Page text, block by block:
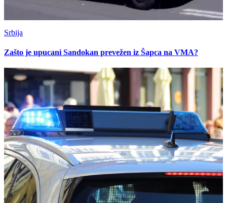
Srbija
Zašto je upucani Sandokan prevežen iz Šapca na VMA?